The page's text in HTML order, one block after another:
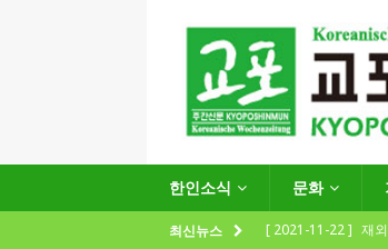
한인소식 문화
최신뉴스 [ 2021-11-22 ] 재